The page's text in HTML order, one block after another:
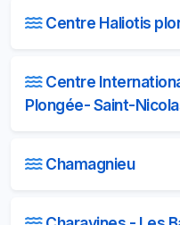
Centre Haliotis
Centre
Plongée- Saint-
Chamagnieu